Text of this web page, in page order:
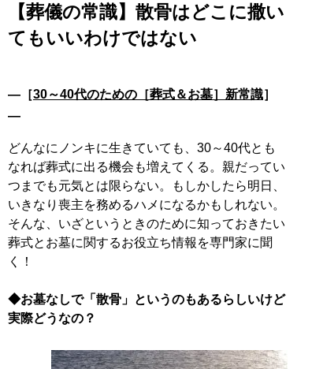
【葬儀の常識】散骨はどこに撒い
てもいいわけではない
―［30～40代のための［葬式＆お墓］新常識］
―
どんなにノンキに生きていても、30～40代とも
なれば葬式に出る機会も増えてくる。親だってい
つまでも元気とは限らない。もしかしたら明日、
いきなり喪主を務めるハメになるかもしれない。
そんな、いざというときのために知っておきたい
葬式とお墓に関するお役立ち情報を専門家に聞
く！
◆お墓なしで「散骨」というのもあるらしいけど
実際どうなの？